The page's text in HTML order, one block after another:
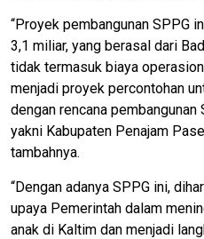
“Proyek pembangunan SPPG
3,1 miliar, yang berasal dari
tidak termasuk biaya
menjadi proyek percontohan
dengan rencana
yakni Kabupaten Penajam
tambahnya.
“Dengan adanya SPPG ini,
upaya Pemerintah dalam
anak di Kaltim dan menjadi